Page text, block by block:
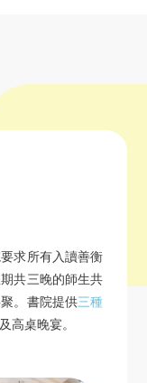
求所有入讀善衡
共三晚的師生共
。書院提供三種
高桌晚宴。